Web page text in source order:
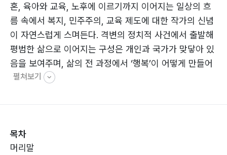
혼, 육아와 교육, 노후에 이르기까지 이어지는 일상의 흐
름 속에서 복지, 민주주의, 교육 제도에 대한 작가의 신념
이 자연스럽게 스며든다. 격변의 정치적 사건에서 출발해
평범한 삶으로 이어지는 구성은 개인과 국가가 맞닿아 있
음을 보여주며, 삶의 전 과정에서 ‘행복’이 어떻게 만들어
지는지를 질문한다.
펼쳐보기
목차
머리말